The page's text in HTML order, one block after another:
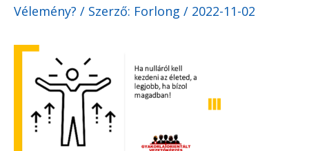
Vélemény? / Szerző: Forlong / 2022-11-02